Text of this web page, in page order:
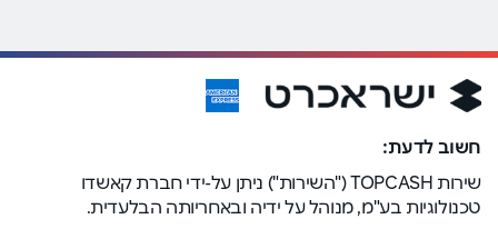
חשוב לדעת:
שירות TOPCASH ("השירות") ניתן על-ידי חברת קאשדו
טכנולוגיות בע"מ, מנוהל על ידיה ובאחריותה הבלעדית.